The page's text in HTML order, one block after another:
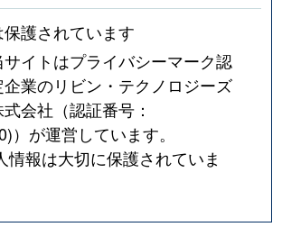
護されています
サイトはプライバシーマーク認
企業のリビン・テクノロジーズ
会社（認証番号：
）が運営しています。
情報は大切に保護されていま